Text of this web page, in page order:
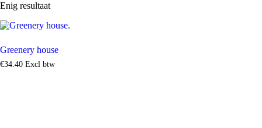
Enig resultaat
Greenery house
€34.40 Excl btw